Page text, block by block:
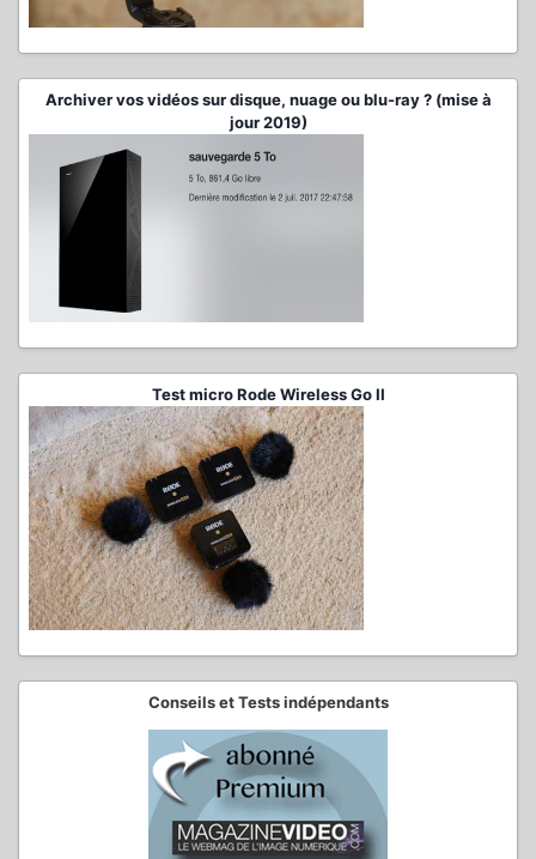
Archiver vos vidéos sur disque, nuage ou blu-ray ? (mise à
jour 2019)
Test micro Rode Wireless Go II
Conseils et Tests indépendants